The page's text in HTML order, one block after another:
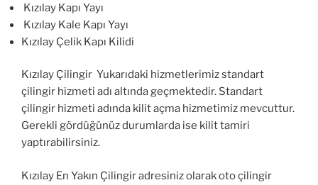
Kızılay Kapı Yayı
Kızılay Kale Kapı Yayı
Kızılay Çelik Kapı Kilidi
Kızılay Çilingir Yukarıdaki hizmetlerimiz standart
çilingir hizmeti adı altında geçmektedir. Standart
çilingir hizmeti adında kilit açma hizmetimiz mevcuttur.
Gerekli gördüğünüz durumlarda ise kilit tamiri
yaptırabilirsiniz.
Kızılay En Yakın Çilingir adresiniz olarak oto çilingir